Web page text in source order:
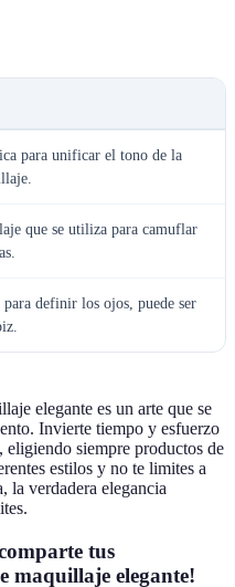
para unificar el tono de la
que se utiliza para camuflar
para definir los ojos, puede ser
elegante es un arte que se
Invierte tiempo y esfuerzo
siempre productos de
estilos y no te limites a
la verdadera elegancia
tus
maquillaje elegante!